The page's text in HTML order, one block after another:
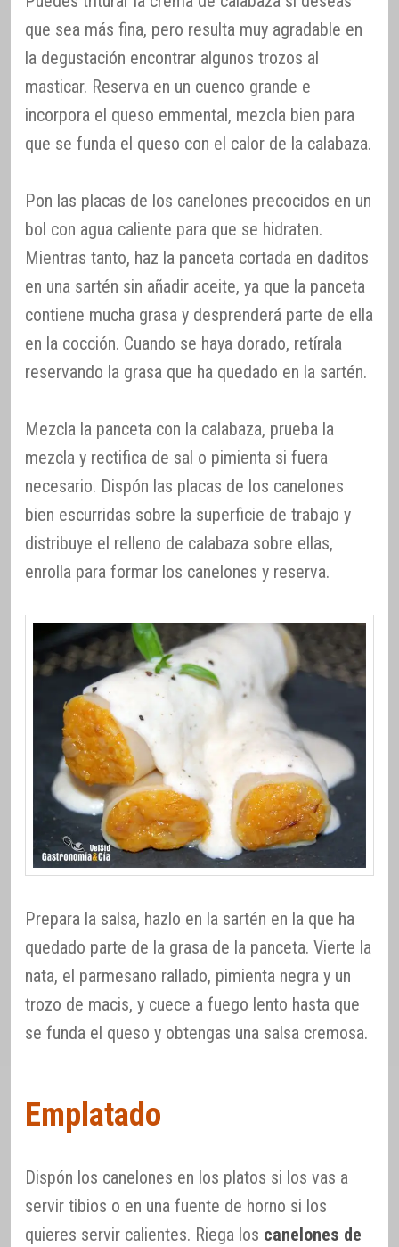
que sea más fina, pero resulta muy agradable en
la degustación encontrar algunos trozos al
masticar. Reserva en un cuenco grande e
incorpora el queso emmental, mezcla bien para
que se funda el queso con el calor de la calabaza.
Pon las placas de los canelones precocidos en un
bol con agua caliente para que se hidraten.
Mientras tanto, haz la panceta cortada en daditos
en una sartén sin añadir aceite, ya que la panceta
contiene mucha grasa y desprenderá parte de ella
en la cocción. Cuando se haya dorado, retírala
reservando la grasa que ha quedado en la sartén.
Mezcla la panceta con la calabaza, prueba la
mezcla y rectifica de sal o pimienta si fuera
necesario. Dispón las placas de los canelones
bien escurridas sobre la superficie de trabajo y
distribuye el relleno de calabaza sobre ellas,
enrolla para formar los canelones y reserva.
Prepara la salsa, hazlo en la sartén en la que ha
quedado parte de la grasa de la panceta. Vierte la
nata, el parmesano rallado, pimienta negra y un
trozo de macis, y cuece a fuego lento hasta que
se funda el queso y obtengas una salsa cremosa.
Emplatado
Dispón los canelones en los platos si los vas a
servir tibios o en una fuente de horno si los
quieres servir calientes. Riega los canelones de